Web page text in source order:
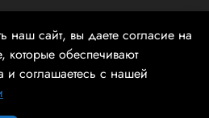
на сайте не является
наш сайт, вы даете согласие на
которые обеспечивают
и соглашаетесь с нашей